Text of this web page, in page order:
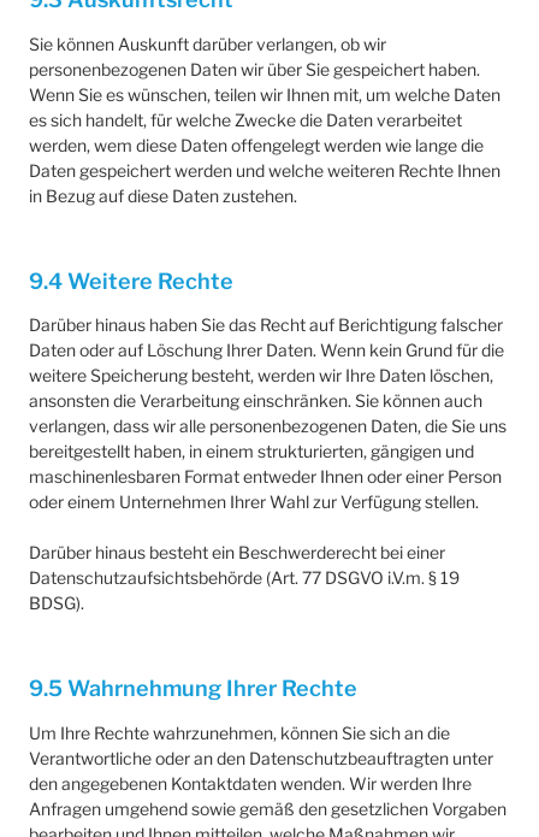
Sie können Auskunft darüber verlangen, ob wir
personenbezogenen Daten wir über Sie gespeichert haben.
Wenn Sie es wünschen, teilen wir Ihnen mit, um welche Daten
es sich handelt, für welche Zwecke die Daten verarbeitet
werden, wem diese Daten offengelegt werden wie lange die
Daten gespeichert werden und welche weiteren Rechte Ihnen
in Bezug auf diese Daten zustehen.
9.4 Weitere Rechte
Darüber hinaus haben Sie das Recht auf Berichtigung falscher
Daten oder auf Löschung Ihrer Daten. Wenn kein Grund für die
weitere Speicherung besteht, werden wir Ihre Daten löschen,
ansonsten die Verarbeitung einschränken. Sie können auch
verlangen, dass wir alle personenbezogenen Daten, die Sie uns
bereitgestellt haben, in einem strukturierten, gängigen und
maschinenlesbaren Format entweder Ihnen oder einer Person
oder einem Unternehmen Ihrer Wahl zur Verfügung stellen.
Darüber hinaus besteht ein Beschwerderecht bei einer
Datenschutzaufsichtsbehörde (Art. 77 DSGVO i.V.m. § 19
BDSG).
9.5 Wahrnehmung Ihrer Rechte
Um Ihre Rechte wahrzunehmen, können Sie sich an die
Verantwortliche oder an den Datenschutzbeauftragten unter
den angegebenen Kontaktdaten wenden. Wir werden Ihre
Anfragen umgehend sowie gemäß den gesetzlichen Vorgaben